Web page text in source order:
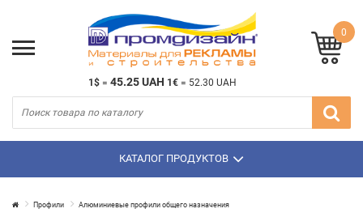
1$ = 45.25 UAH 1€ = 52.30 UAH
0
КАТАЛОГ ПРОДУКТОВ
Профили Алюминиевые профили общего назначения